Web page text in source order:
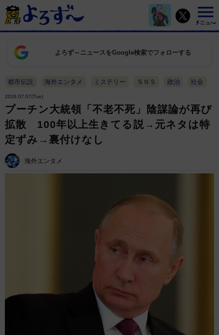
よろず～ニュースをGoogle検索でフォローする
都市伝説 海外エンタメ ミステリー ＳＮＳ 政治 社会
2026.07.07(Tue)
プーチン大統領「不老不死」陰謀論が再び
拡散 100年以上生きてる説→元ネタは特
定ずみ→裏付けなし
海外エンタメ